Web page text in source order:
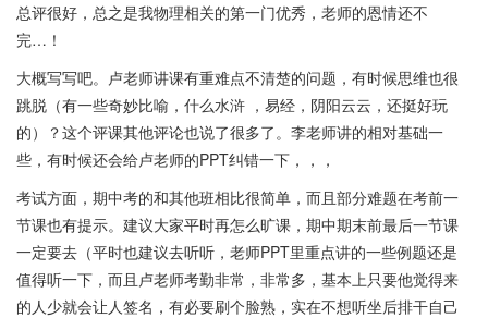
总评很好，总之是我物理相关的第一门优秀，老师的恩情还不
完…！
大概写写吧。卢老师讲课有重难点不清楚的问题，有时候思维也很
跳脱（有一些奇妙比喻，什么水浒 ，易经，阴阳云云，还挺好玩
的）？这个评课其他评论也说了很多了。李老师讲的相对基础一
些，有时候还会给卢老师的PPT纠错一下，，，
考试方面，期中考的和其他班相比很简单，而且部分难题在考前一
节课也有提示。建议大家平时再怎么旷课，期中期末前最后一节课
一定要去（平时也建议去听听，老师PPT里重点讲的一些例题还是
值得听一下，而且卢老师考勤非常，非常多，基本上只要他觉得来
的人少就会让人签名，有必要刷个脸熟，实在不想听坐后排干自己